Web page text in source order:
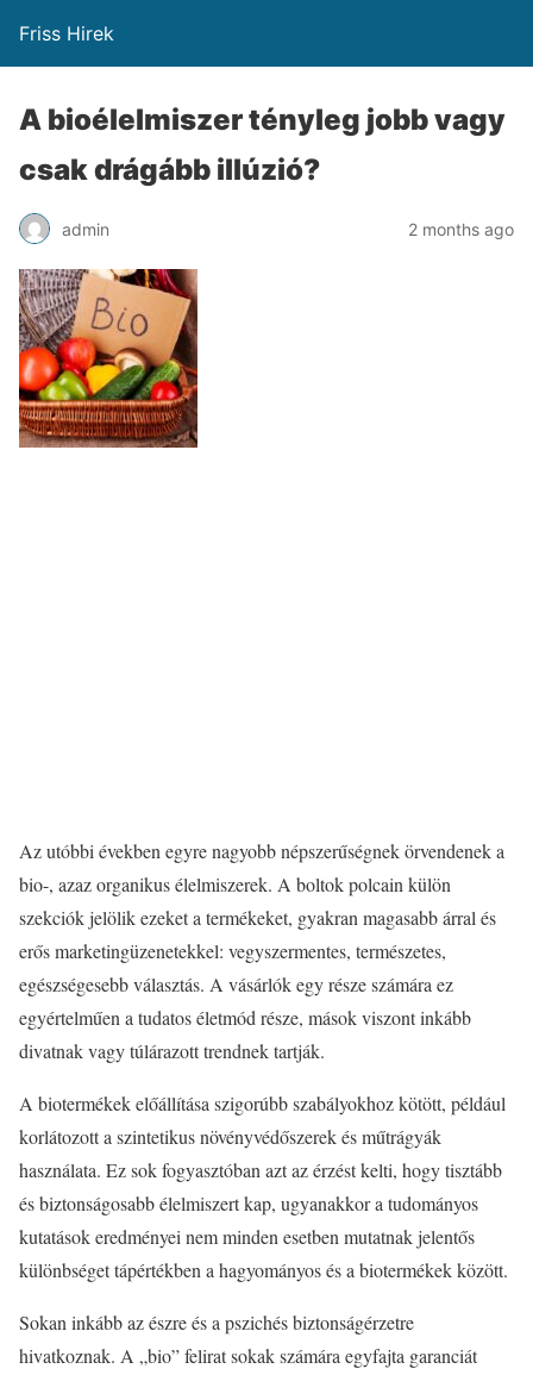
Friss Hirek
A bioélelmiszer tényleg jobb vagy
csak drágább illúzió?
admin 2 months ago
Az utóbbi években egyre nagyobb népszerűségnek örvendenek a
bio-, azaz organikus élelmiszerek. A boltok polcain külön
szekciók jelölik ezeket a termékeket, gyakran magasabb árral és
erős marketingüzenetekkel: vegyszermentes, természetes,
egészségesebb választás. A vásárlók egy része számára ez
egyértelműen a tudatos életmód része, mások viszont inkább
divatnak vagy túlárazott trendnek tartják.
A biotermékek előállítása szigorúbb szabályokhoz kötött, például
korlátozott a szintetikus növényvédőszerek és műtrágyák
használata. Ez sok fogyasztóban azt az érzést kelti, hogy tisztább
és biztonságosabb élelmiszert kap, ugyanakkor a tudományos
kutatások eredményei nem minden esetben mutatnak jelentős
különbséget tápértékben a hagyományos és a biotermékek között.
Sokan inkább az észre és a pszichés biztonságérzetre
hivatkoznak. A „bio” felirat sokak számára egyfajta garanciát